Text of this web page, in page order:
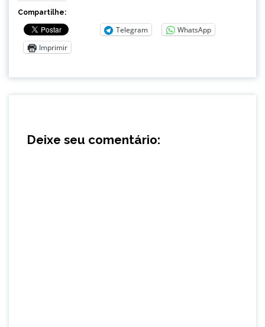
Compartilhe:
Telegram
WhatsApp
Imprimir
Deixe seu comentário: